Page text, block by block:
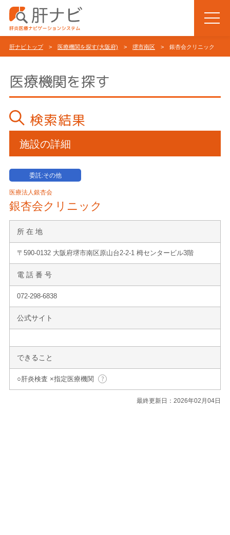
肝ナビトップ> 医療機関を探す(大阪府) > 堺市南区 > 銀杏会クリニック
医療機関を探す
検索結果
施設の詳細
委託:その他
医療法人銀杏会
銀杏会クリニック
所 在 地
〒590-0132 大阪府堺市南区原山台2-2-1 栂センタービル3階
電 話 番 号
072-298-6838
公式サイト
できること
○肝炎検査 ×指定医療機関
最終更新日：2026年02月04日